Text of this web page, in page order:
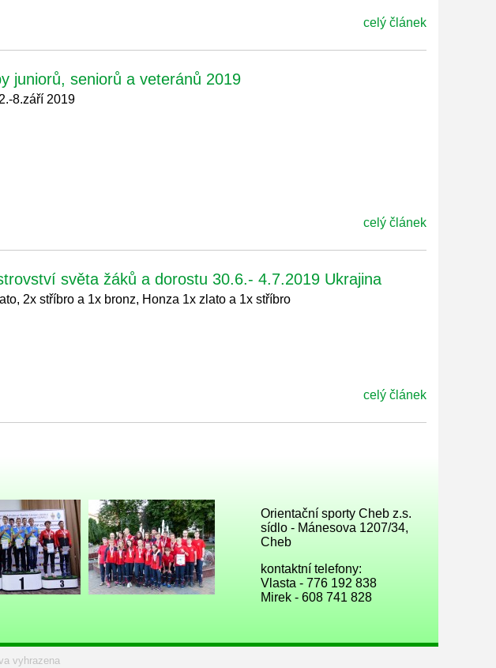
celý článek
juniorů, seniorů a veteránů 2019
2.-8.září 2019
celý článek
světa žáků a dorostu 30.6.- 4.7.2019 Ukrajina
2x stříbro a 1x bronz, Honza 1x zlato a 1x stříbro
celý článek
Orientační sporty Cheb z.s.
sídlo - Mánesova 1207/34,
Cheb
kontaktní telefony:
Vlasta -776 192 838
Mirek -608 741 828
vyhrazena